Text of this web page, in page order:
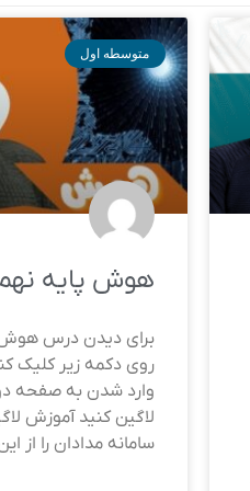
متوسطه اول
هوش پایه
برای دیدن درس هوش
روی دکمه زیر کلیک
وارد شدن به صفحه
لاگین کنید آموزش
سامانه مدادان را از